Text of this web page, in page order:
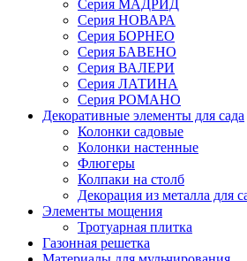
Серия МАДРИД
Серия НОВАРА
Серия БОРНЕО
Серия БАВЕНО
Серия ВАЛЕРИ
Серия ЛАТИНА
Серия РОМАНО
Декоративные элементы для сада
Колонки садовые
Колонки настенные
Флюгеры
Колпаки на столб
Декорация из металла для
Элементы мощения
Тротуарная плитка
Газонная решетка